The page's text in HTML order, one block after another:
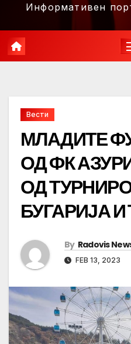
Информативен
Вести
МЛАДИТЕ
ОД ФК
ОД
БУГАРИЈА
By Radovis
FEB 13, 2023